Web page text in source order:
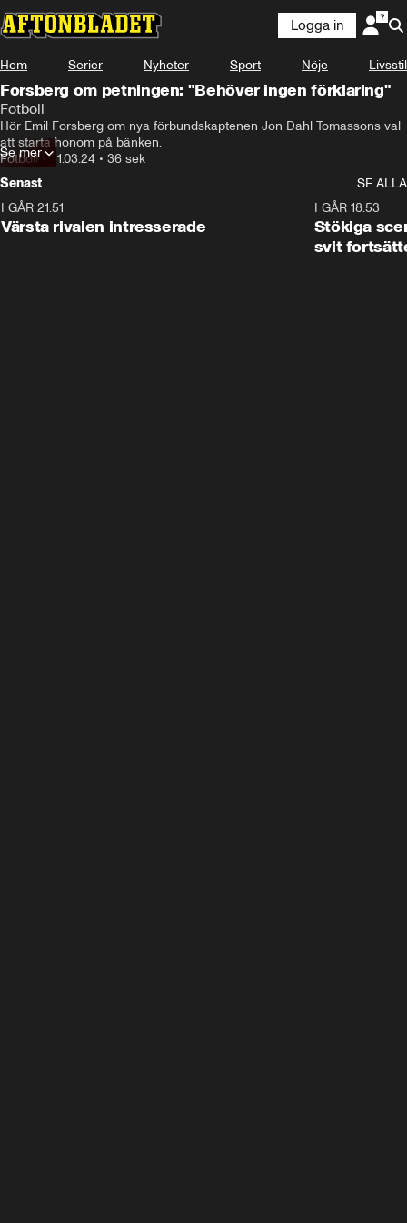
Logga in
Hem Serier Nyheter Sport Nöje Livsstil
Forsberg om petningen: "Behöver ingen förklaring"
Fotboll
Hör Emil Forsberg om nya förbundskaptenen Jon Dahl Tomassons val
att starta honom på bänken.
Fotboll•21.03.24 • 36 sek
Se mer
Senast
SE ALLA
I GÅR 21:51
Värsta rivalen intresserade
I GÅR 18:53
Stökiga
svit